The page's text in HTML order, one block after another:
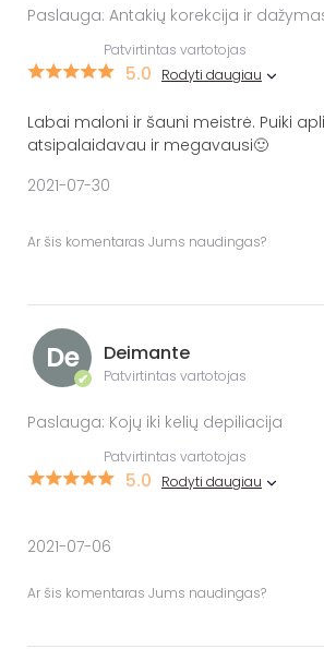
Paslauga: Antakių korekcija ir dažymas
Patvirtintas vartotojas
5.0 Rodyti daugiau
Labai maloni ir šauni meistrė. Puiki
atsipalaidavau ir megavausi🙂
2021-07-30
Ar šis komentaras Jums naudingas?
De
✔
Deimante
Patvirtintas vartotojas
Paslauga: Kojų iki kelių depiliacija
Patvirtintas vartotojas
5.0 Rodyti daugiau
2021-07-06
Ar šis komentaras Jums naudingas?